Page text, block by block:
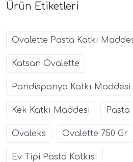
Ürün Etiketleri
Ovalette Pasta Katkı
Katsan Ovalette
Pandispanya Katkı Maddesi
Kek Katkı Maddesi Pasta
Ovaleks Ovalette 750 Gr
Ev Tipi Pasta Katkısı